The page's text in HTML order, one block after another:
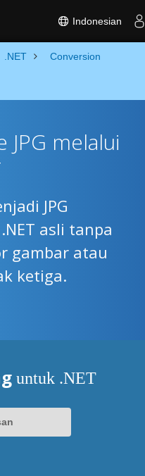
Indonesian
.NET Conversion
JPG melalui
JPG
asli tanpa
gambar atau
ketiga.
untuk .NET